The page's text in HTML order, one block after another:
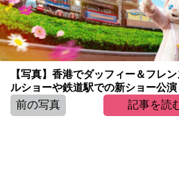
【写真】香港でダッフィー＆フレ
ルショーや鉄道駅での新ショー公演
前の写真
記事を読